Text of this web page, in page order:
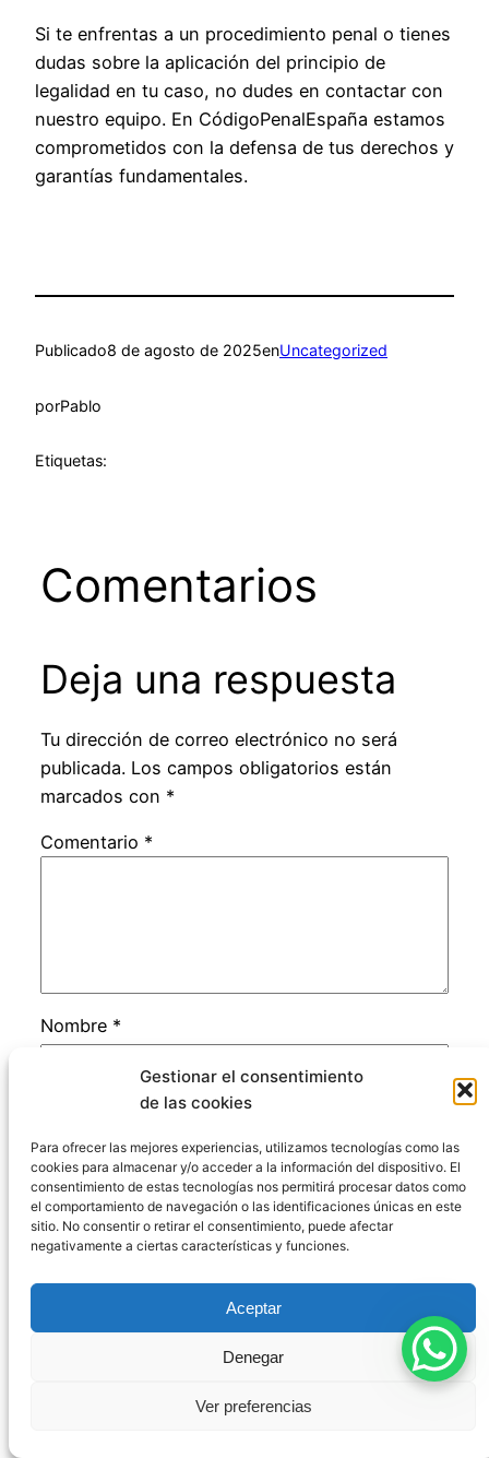
Gestionar el consentimiento
de las cookies
Para ofrecer las mejores experiencias, utilizamos tecnologías como las
cookies para almacenar y/o acceder a la información del dispositivo. El
consentimiento de estas tecnologías nos permitirá procesar datos como
el comportamiento de navegación o las identificaciones únicas en este
sitio. No consentir o retirar el consentimiento, puede afectar
negativamente a ciertas características y funciones.
Aceptar
Denegar
Ver preferencias
Si te enfrentas a un procedimiento penal o tienes
dudas sobre la aplicación del principio de
legalidad en tu caso, no dudes en contactar con
nuestro equipo. En CódigoPenalEspaña estamos
comprometidos con la defensa de tus derechos y
garantías fundamentales.
Publicado8 de agosto de 2025enUncategorized
porPablo
Etiquetas:
Comentarios
Deja una respuesta
Tu dirección de correo electrónico no será
publicada. Los campos obligatorios están
marcados con *
Comentario *
Nombre *
Correo electrónico*
Web
Guarda mi nombre, correo electrónico y web